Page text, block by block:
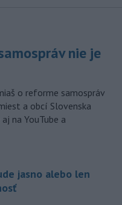
nie je
o reforme samospráv
a obcí Slovenska
na YouTube a
jasno alebo len